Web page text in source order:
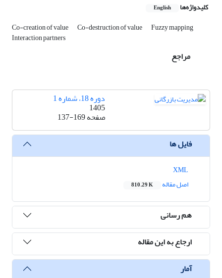
کلیدواژه‌ها English
Co-creation of value Co-destruction of value Fuzzy mapping
Interaction partners
مراجع
دوره 18، شماره 1
1405
صفحه137-169
فایل ها
اصل مقاله
810.29 K
هم رسانی
ارجاع به این مقاله
آمار